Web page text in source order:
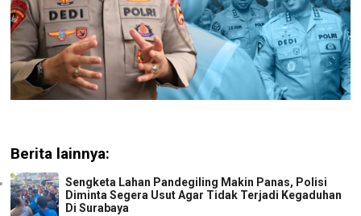
Berita lainnya:
Sengketa Lahan Pandegiling Makin Panas, Polisi
Diminta Segera Usut Agar Tidak Terjadi Kegaduhan
Di Surabaya